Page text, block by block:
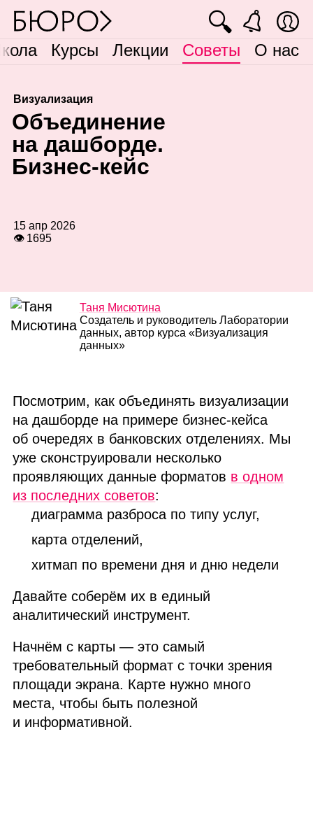
Курсы Лекции Советы О нас
🔍
Визуализация
Объединение
на дашборде.
Бизнес‑кейс
15 апр 2026
👁 1695
Таня Мисютина
Создатель и руководитель Лаборатории
данных, автор курса «Визуализация
данных»
Посмотрим, как объединять визуализации
на дашборде на примере бизнес‑кейса
об очередях в банковских отделениях. Мы
уже сконструировали несколько
проявляющих данные форматов в одном
из последних советов:
диаграмма разброса по типу услуг,
карта отделений,
хитмап по времени дня и дню недели
Давайте соберём их в единый
аналитический инструмент.
Начнём с карты — это самый
требовательный формат с точки зрения
площади экрана. Карте нужно много
места, чтобы быть полезной
и информативной.